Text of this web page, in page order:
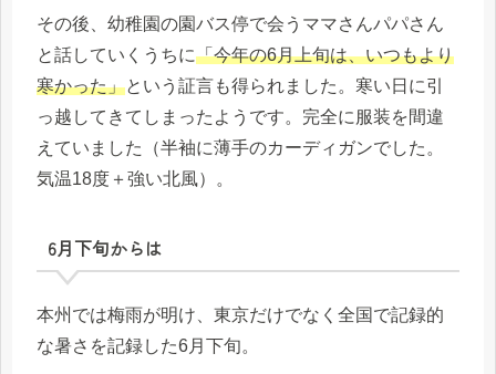
その後、幼稚園の園バス停で会うママさんパパさん
と話していくうちに「今年の6月上旬は、いつもより
寒かった」という証言も得られました。寒い日に引
っ越してきてしまったようです。完全に服装を間違
えていました（半袖に薄手のカーディガンでした。
気温18度＋強い北風）。
6月下旬からは
本州では梅雨が明け、東京だけでなく全国で記録的
な暑さを記録した6月下旬。